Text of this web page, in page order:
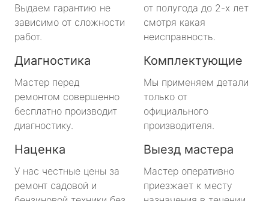
Выдаем гарантию не
зависимо от сложности
работ.
от полугода до 2-х лет
смотря какая
неисправность.
Диагностика
Мастер перед
ремонтом совершенно
бесплатно производит
диагностику.
Комплектующие
Мы применяем детали
только от
официального
производителя.
Наценка
У нас честные цены за
ремонт садовой и
Выезд мастера
Мастер оперативно
приезжает к месту